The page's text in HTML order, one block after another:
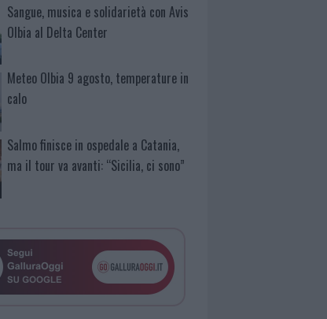
Sangue, musica e solidarietà con Avis
Olbia al Delta Center
Meteo Olbia 9 agosto, temperature in
calo
Salmo finisce in ospedale a Catania,
ma il tour va avanti: “Sicilia, ci sono”